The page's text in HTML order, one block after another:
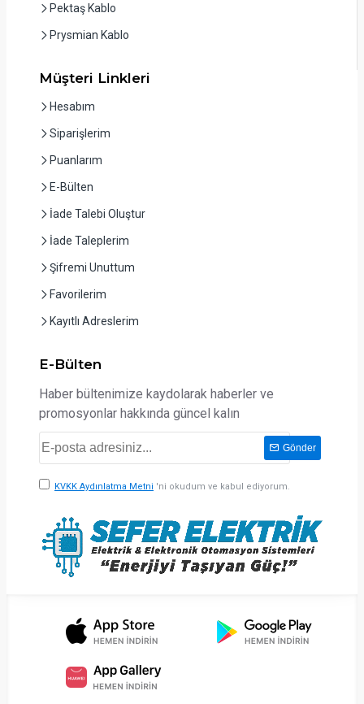
Pektaş Kablo
Prysmian Kablo
Müşteri Linkleri
Hesabım
Siparişlerim
Puanlarım
E-Bülten
İade Talebi Oluştur
İade Taleplerim
Şifremi Unuttum
Favorilerim
Kayıtlı Adreslerim
E-Bülten
Haber bültenimize kaydolarak haberler ve
promosyonlar hakkında güncel kalın
Gönder
KVKK Aydınlatma Metni 'ni okudum ve kabul ediyorum.